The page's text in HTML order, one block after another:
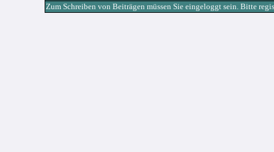
Zum Schreiben von Beiträgen müssen Sie eingeloggt sein. Bitte